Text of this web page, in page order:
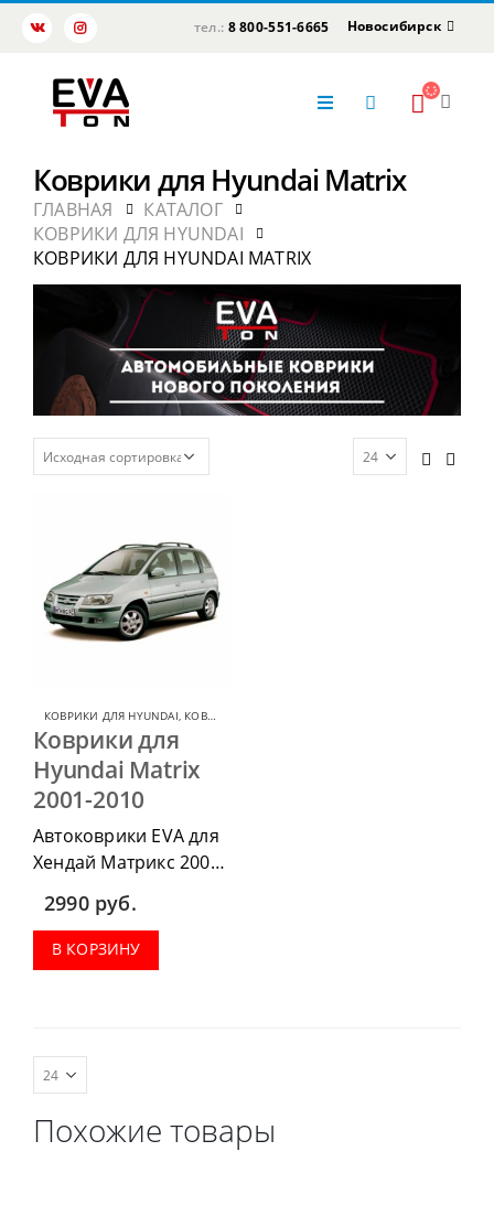
тел.: 8 800-551-6665 Новосибирск
Коврики для Hyundai Matrix
ГЛАВНАЯ
КАТАЛОГ
КОВРИКИ ДЛЯ HYUNDAI
КОВРИКИ ДЛЯ HYUNDAI MATRIX
КОВРИКИ ДЛЯ HYUNDAI, КОВРИКИ ДЛЯ HYUNDAI MATRIX
Коврики для
Hyundai Matrix
2001-2010
Автоковрики EVA для
Хендай Матрикс 2001-
2010 можно
приобрести в
комплектации:
водительский коврик,
2990 руб.
В КОРЗИНУ
Похожие товары